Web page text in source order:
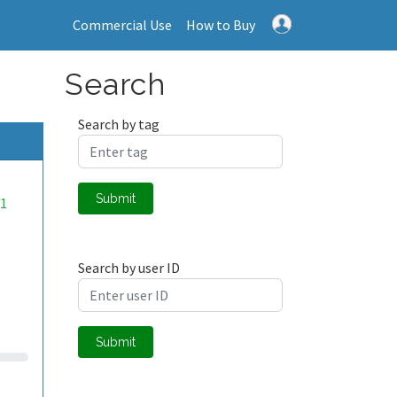
Commercial Use How to Buy
Search
Search by tag
Submit
Search by user ID
Submit